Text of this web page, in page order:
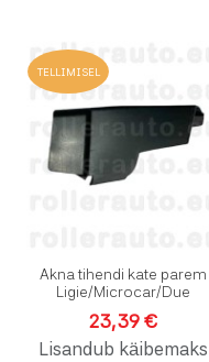
TELLIMISEL
Akna tihendi kate parem
Ligie/Microcar/Due
23,39 €
Lisandub käibemaks